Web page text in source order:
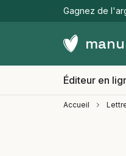
Gagnez de
Éditeur en
Accueil